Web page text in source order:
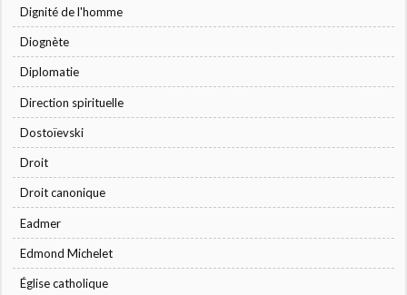
Dignité de l'homme
Diognète
Diplomatie
Direction spirituelle
Dostoïevski
Droit
Droit canonique
Eadmer
Edmond Michelet
Église catholique